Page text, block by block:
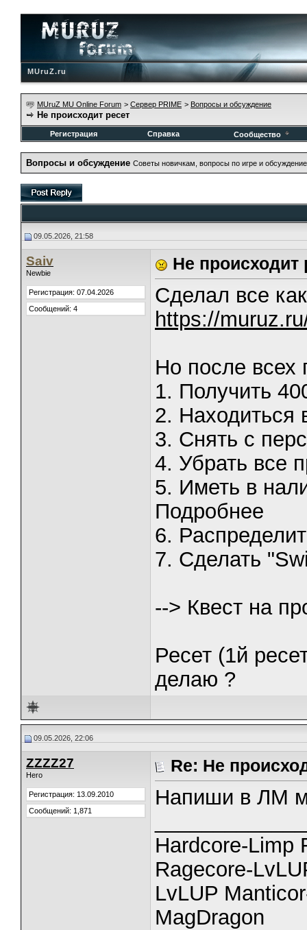
MUruZ.ru
MUruZ MU Online Forum > Сервер PRIME > Вопросы и обсуждение
Не происходит ресет
Регистрация Справка Сообщество
Вопросы и обсуждение Советы новичкам, вопросы по игре и
09.05.2026, 21:58
Saiv
Newbie
Регистрация: 07.04.2026
Сообщений: 4
Не происходит
Сделал все
https://
Но после всех
1. Получить
2. Находиться
3. Снять с
4. Убрать все
5. Иметь в
Подробнее
6.
7. Сделать
--> Квест на
Ресет (1й
делаю ?
09.05.2026, 22:06
ZZZZ27
Hero
Регистрация: 13.09.2010
Сообщений: 1,871
Re: Не
Напиши в ЛМ
Hardcore-Limp
Ragecore-
LvLUP
MagDragon